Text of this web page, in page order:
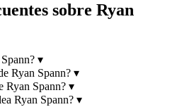
sobre Ryan
▾
Ryan Spann? ▾
Ryan Spann? ▾
Ryan Spann? ▾